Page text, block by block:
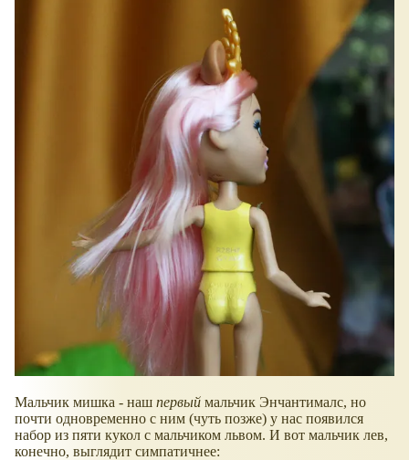
Мальчик мишка - наш первый мальчик Энчантималс, но
почти одновременно с ним (чуть позже) у нас появился
набор из пяти кукол с мальчиком львом. И вот мальчик лев,
конечно, выглядит симпатичнее: